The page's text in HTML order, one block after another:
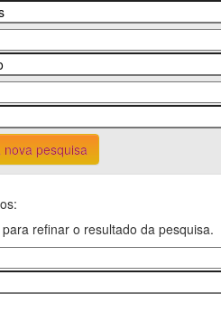
nova pesquisa
refinar o resultado da pesquisa.